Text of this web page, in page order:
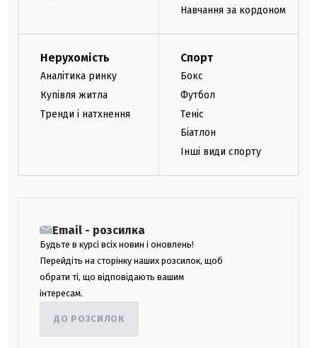
Навчання за кордоном
Нерухомість
Аналітика ринку
Купівля житла
Тренди і натхнення
Спорт
Бокс
Футбол
Теніс
Біатлон
Інші види спорту
Email - розсилка
Будьте в курсі всіх новин і оновлень!
Перейдіть на сторінку наших розсилок, щоб
обрати ті, що відповідають вашим
інтересам.
ДО РОЗСИЛОК